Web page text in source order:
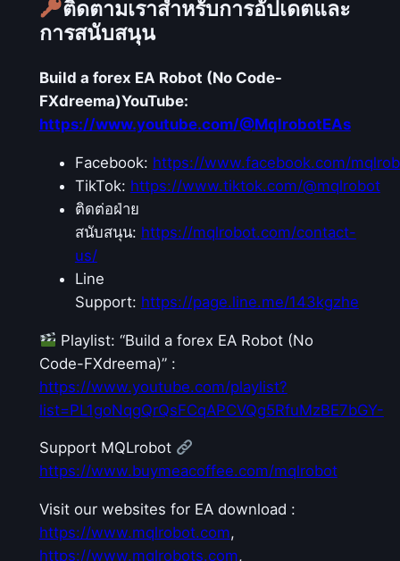
ติดตามเราสำหรับการอัปเดตและ
การสนับสนุน
Build a forex EA Robot (No Code-
FXdreema)YouTube:
https://www.youtube.com/@MqlrobotEAs
Facebook: https://www.facebook.com/
TikTok: https://www.tiktok.com/@mqlrobot
ติดต่อฝ่าย
สนับสนุน: https://mqlrobot.com/contact-
us/
Line
Support: https://page.line.me/143kgzhe
Playlist: “Build a forex EA Robot (No
Code-FXdreema)” :
https://www.youtube.com/playlist?
list=PL1goNqgQrQsFCqAPCVQg5RfuMzBE7bGY-
Support MQLrobot
https://www.buymeacoffee.com/mqlrobot
Visit our websites for EA download :
https://www.mqlrobot.com,
https://www.mqlrobots.com,